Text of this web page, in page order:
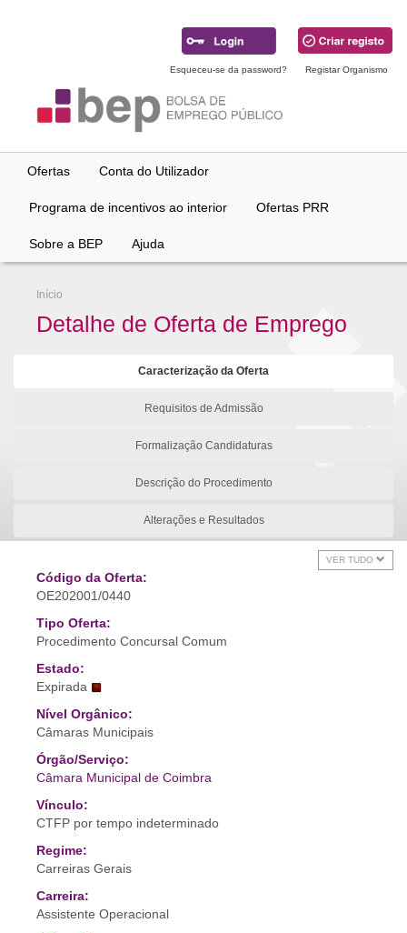
Esqueceu-se da password? Registar Organismo
Ofertas Conta do Utilizador
Programa de incentivos ao interior Ofertas PRR
Sobre a BEP Ajuda
Início
Detalhe de Oferta de Emprego
Caracterização da Oferta
Requisitos de Admissão
Formalização Candidaturas
Descrição do Procedimento
Alterações e Resultados
VER TUDO
Código da Oferta:
OE202001/0440
Tipo Oferta:
Procedimento Concursal Comum
Estado:
Expirada
Nível Orgânico:
Câmaras Municipais
Órgão/Serviço:
Câmara Municipal de Coimbra
Vínculo:
CTFP por tempo indeterminado
Regime:
Carreiras Gerais
Carreira:
Assistente Operacional